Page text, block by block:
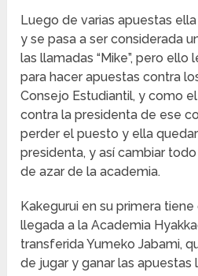
Luego de varias apuestas
y se pasa a ser considerada
las llamadas “Mike”, pero ello
para hacer apuestas contra
Consejo Estudiantil, y como
contra la presidenta de ese
perder el puesto y ella
presidenta, y así cambiar
de azar de la academia.
Kakegurui en su primera
llegada a la Academia
transferida Yumeko Jabami,
de jugar y ganar las